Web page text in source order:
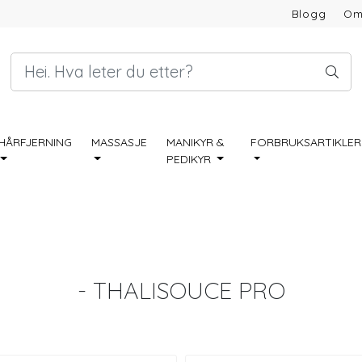
Blogg
MASSASJE
MANIKYR &
PEDIKYR
FORBRUKSARTIKLER
- THALISOUCE PRO